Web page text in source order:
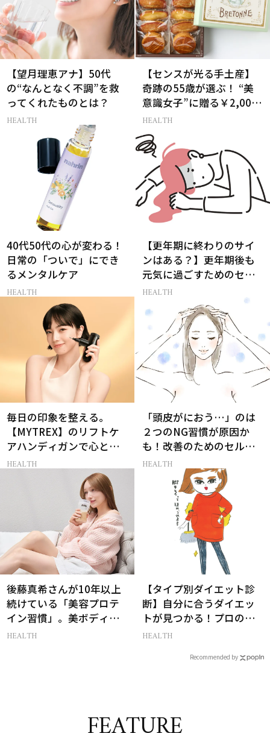
【望月理恵アナ】50代
の“なんとなく不調”を救
ってくれたものとは？
HEALTH
【センスが光る手土産】
奇跡の55歳が選ぶ！ “美
意識女子”に贈る￥2,000
前後のお菓子3選
HEALTH
40代50代の心が変わる！
日常の「ついで」にでき
るメンタルケア
HEALTH
【更年期に終わりのサイ
ンはある？】更年期後も
元気に過ごすためのセル
フケア５選
HEALTH
毎日の印象を整える。
【MYTREX】のリフトケ
アハンディガンで心と体
を解き放つ
HEALTH
「頭皮がにおう…」のは
２つのNG習慣が原因か
も！改善のためのセルフ
ケア【医師監修】
HEALTH
後藤真希さんが10年以上
続けている「美容プロテ
イン習慣」。美ボディを
支える朝ルーティンと
HEALTH
【タイプ別ダイエット診
断】自分に合うダイエッ
トが見つかる！プロの教
える体質別ダイエット方
HEALTH
Recommended by